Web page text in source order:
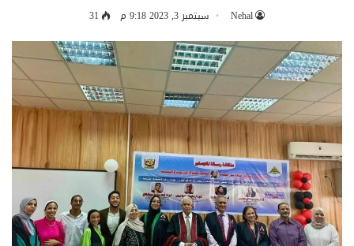
Nehal سبتمبر 3, 2023 9:18 م 31